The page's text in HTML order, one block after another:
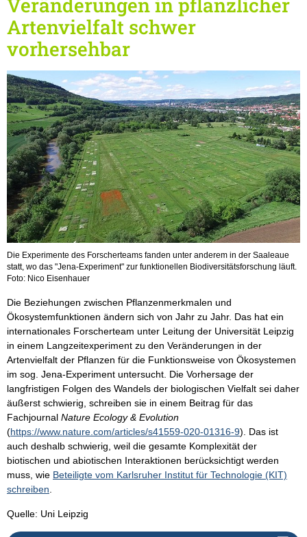
Veränderungen in pflanzlicher
Artenvielfalt schwer
vorhersehbar
Die Experimente des Forscherteams fanden unter anderem in der Saaleaue
statt, wo das "Jena-Experiment" zur funktionellen Biodiversitätsforschung läuft.
Foto: Nico Eisenhauer
Die Beziehungen zwischen Pflanzenmerkmalen und
Ökosystemfunktionen ändern sich von Jahr zu Jahr. Das hat ein
internationales Forscherteam unter Leitung der Universität Leipzig
in einem Langzeitexperiment zu den Veränderungen in der
Artenvielfalt der Pflanzen für die Funktionsweise von Ökosystemen
im sog. Jena-Experiment untersucht. Die Vorhersage der
langfristigen Folgen des Wandels der biologischen Vielfalt sei daher
äußerst schwierig, schreiben sie in einem Beitrag für das
Fachjournal Nature Ecology & Evolution
(https://www.nature.com/articles/s41559-020-01316-9). Das ist
auch deshalb schwierig, weil die gesamte Komplexität der
biotischen und abiotischen Interaktionen berücksichtigt werden
muss, wie Beteiligte vom Karlsruher Institut für Technologie (KIT)
schreiben
Quelle: Uni Leipzig